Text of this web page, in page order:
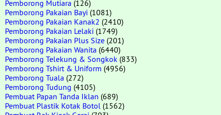
Pemborong Mutiara (126)
Pemborong Pakaian Bayi (1081)
Pemborong Pakaian Kanak2 (2410)
Pemborong Pakaian Lelaki (1749)
Pemborong Pakaian Plus Size (201)
Pemborong Pakaian Wanita (6440)
Pemborong Telekung & Songkok (833)
Pemborong Tshirt & Uniform (4956)
Pemborong Tuala (272)
Pemborong Tudung (4105)
Pembuat Papan Tanda Iklan (689)
Pembuat Plastik Kotak Botol (1562)